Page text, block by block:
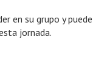
en su grupo y puede
jornada.